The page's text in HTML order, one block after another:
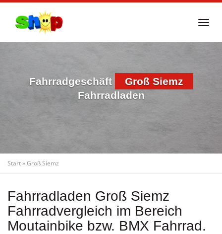
Fahrradgeschäft
Groß Siemz
Fahrradladen
Start»Groß Siemz
Fahrradladen Groß Siemz
Fahrradvergleich im Bereich
Moutainbike bzw. BMX Fahrrad.